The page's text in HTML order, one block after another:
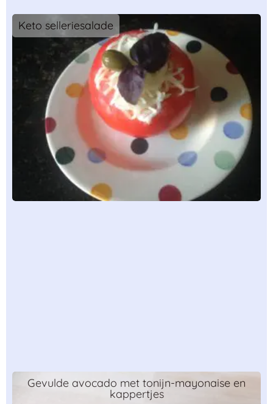
Keto selleriesalade
Gevulde avocado met tonijn-mayonaise en
kappertjes